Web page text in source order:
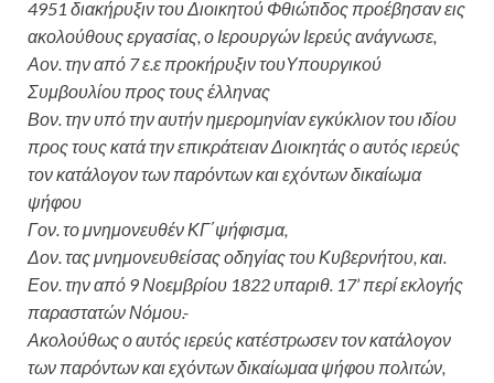
4951 διακήρυξιν του Διοικητού Φθιώτιδος προέβησαν εις
ακολούθους εργασίας, ο Ιερουργών Ιερεύς ανάγνωσε,
Αον. την από 7 ε.ε προκήρυξιν τουΥπουργικού
Συμβουλίου προς τους έλληνας
Βον. την υπό την αυτήν ημερομηνίαν εγκύκλιον του ιδίου
προς τους κατά την επικράτειαν Διοικητάς ο αυτός ιερεύς
τον κατάλογον των παρόντων και εχόντων δικαίωμα
ψήφου
Γον. το μνημονευθέν ΚΓ΄ψήφισμα,
Δον. τας μνημονευθείσας οδηγίας του Κυβερνήτου, και.
Εον. την από 9 Νοεμβρίου 1822 υπαριθ. 17’ περί εκλογής
παραστατών Νόμου.-
Ακολούθως ο αυτός ιερεύς κατέστρωσεν τον κατάλογον
των παρόντων και εχόντων δικαίωμαα ψήφου πολιτών,